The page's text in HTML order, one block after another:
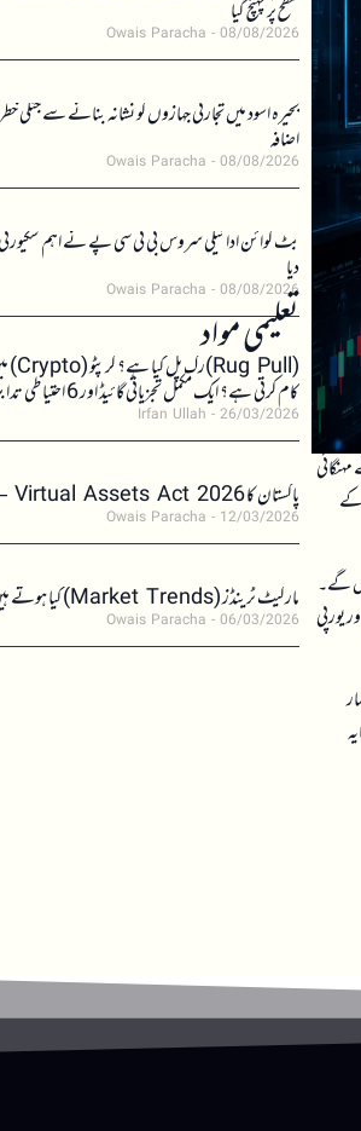
کے
گے۔
یورپی
سطح پر پہنچ گیا
Owais Paracha 08/08/2026
بحیرہ اسود میں تجارتی جہازوں کو نشانہ بنانے سے جنگی
اضافہ
Owais Paracha 08/08/2026
بٹ کوائن ادائیگی سروس بی ٹی سی پے نے اہم سکیورٹی
دیا
Owais Paracha 08/08/2026
تعلیمی مواد
کام کرتی ہے؟ ایک مکمل تجزیاتی گائیڈ اور 6 احتیاطی تدابیر
Irfan Ullah 26/03/2026
پاکستان کا Virtual Assets Act 2026 – جائزہ
Owais Paracha 12/03/2026
مارکیٹ ٹرینڈز (Market Trends) کیا ہوتے ہیں؟ 4 موونگ ایوریج ٹولز
Owais Paracha 06/03/2026